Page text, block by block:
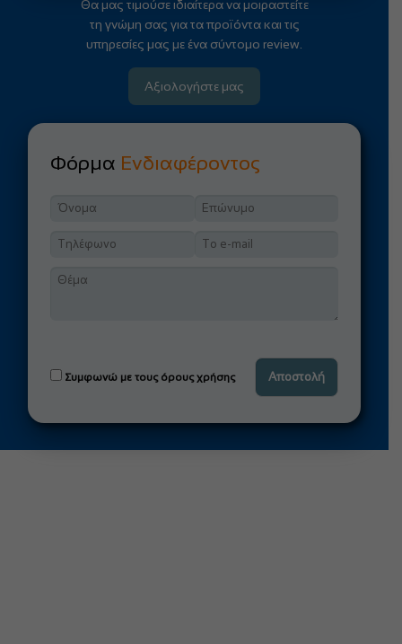
Θα μας τιμούσε ιδιαίτερα να μοιραστείτε
τη γνώμη σας για τα προϊόντα και τις
υπηρεσίες μας με ένα σύντομο review.
Αξιολογήστε μας
Φόρμα Ενδιαφέροντος
Συμφωνώ με τους όρους χρήσης